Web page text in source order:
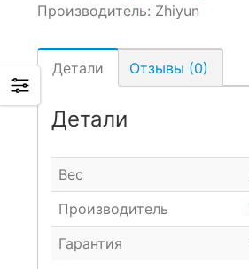
Производитель: Zhiyun
Детали Отзывы (0)
Детали
Вес
Производитель
Гарантия